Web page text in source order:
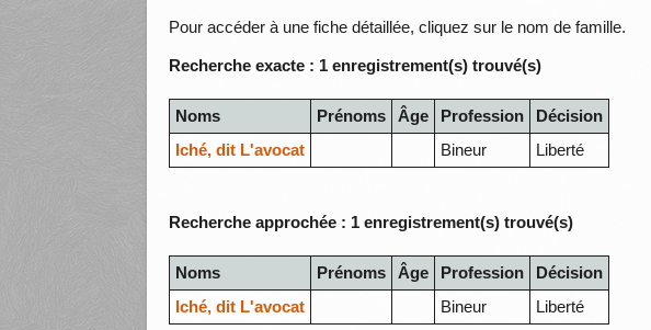
Pour accéder à une fiche détaillée, cliquez sur le nom de famille.
Recherche exacte : 1 enregistrement(s) trouvé(s)
Noms Prénoms Âge Profession
Décision
Iché, dit L'avocat
Bineur Liberté
Recherche approchée : 1 enregistrement(s) trouvé(s)
Noms Prénoms Âge Profession
Décision
Iché, dit L'avocat
Bineur Liberté